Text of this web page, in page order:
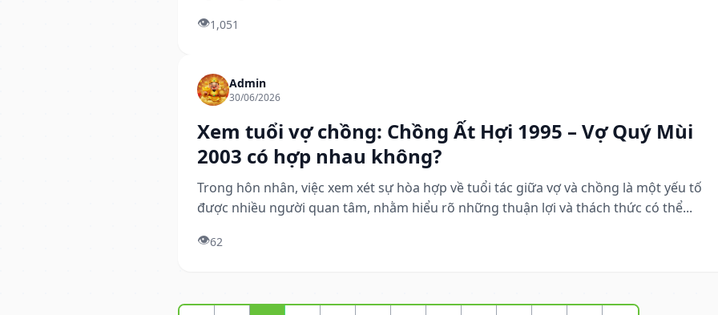
👁️1,051
Admin
30/06/2026
Xem tuổi vợ chồng: Chồng Ất Hợi 1995 – Vợ Quý Mùi
2003 có hợp nhau không?
Trong hôn nhân, việc xem xét sự hòa hợp về tuổi tác giữa vợ và chồng là một yếu tố
được nhiều người quan tâm, nhằm hiểu rõ những thuận lợi và thách thức có thể...
👁️62